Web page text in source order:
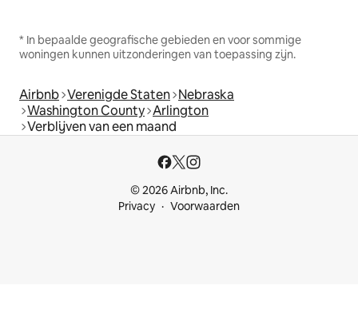
* In bepaalde geografische gebieden en voor sommige
woningen kunnen uitzonderingen van toepassing zijn.
Airbnb Verenigde Staten Nebraska
Washington County Arlington
Verblijven van een maand
© 2026 Airbnb, Inc.
Privacy
Voorwaarden